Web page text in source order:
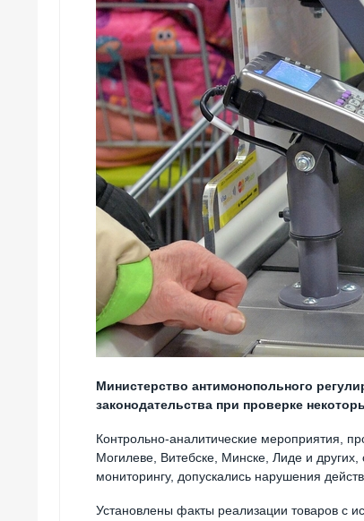
Министерство антимонопольного
законодательства при проверке
Контрольно-аналитические мероприятия,
Могилеве, Витебске, Минске, Лиде и других,
мониторингу, допускались нарушения
Установлены факты реализации товаров с